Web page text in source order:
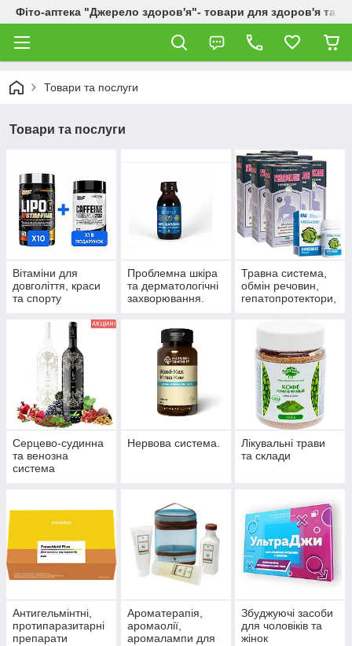
Фіто-аптека "Джерело здоров'я"- товари для здоров'я та
Товари та послуги
Товари та послуги
Вітаміни для
довголіття, краси
та спорту
Проблемна шкіра
та дерматологічні
захворювання.
Травна система,
обмін речовин,
гепатопротектори,
Серцево-судинна
та венозна
система
Нервова система.
Лікувальні трави
та склади
Антигельмінтні,
протипаразитарні
препарати
Ароматерапія,
аромаолії,
аромалампи для
Збуджуючі засоби
для чоловіків та
жінок